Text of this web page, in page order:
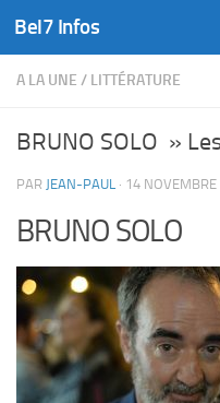
Skip to content
Bel7 Infos
A LA UNE / LITTÉRATURE
BRUNO SOLO »
PAR JEAN-PAUL · 14 NOVEMBRE
BRUNO SOLO